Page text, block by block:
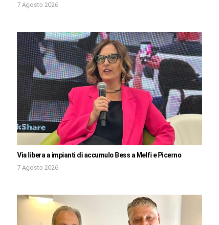
7 Agosto 2026
Via libera a impianti di accumulo Bess a Melfi e Picerno
7 Agosto 2026